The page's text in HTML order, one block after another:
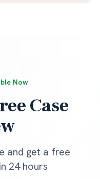
Now
Case
and get a free
24 hours